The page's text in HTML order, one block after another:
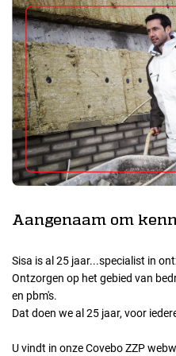
Aangenaam om
Sisa is al 25 jaar...specialist in
Ontzorgen op het gebied van
en pbm's.
Dat doen we al 25 jaar, voor
U vindt in onze Covebo ZZP